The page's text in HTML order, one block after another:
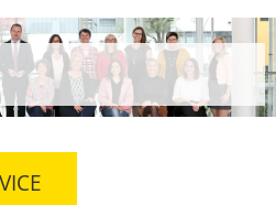
anmelden